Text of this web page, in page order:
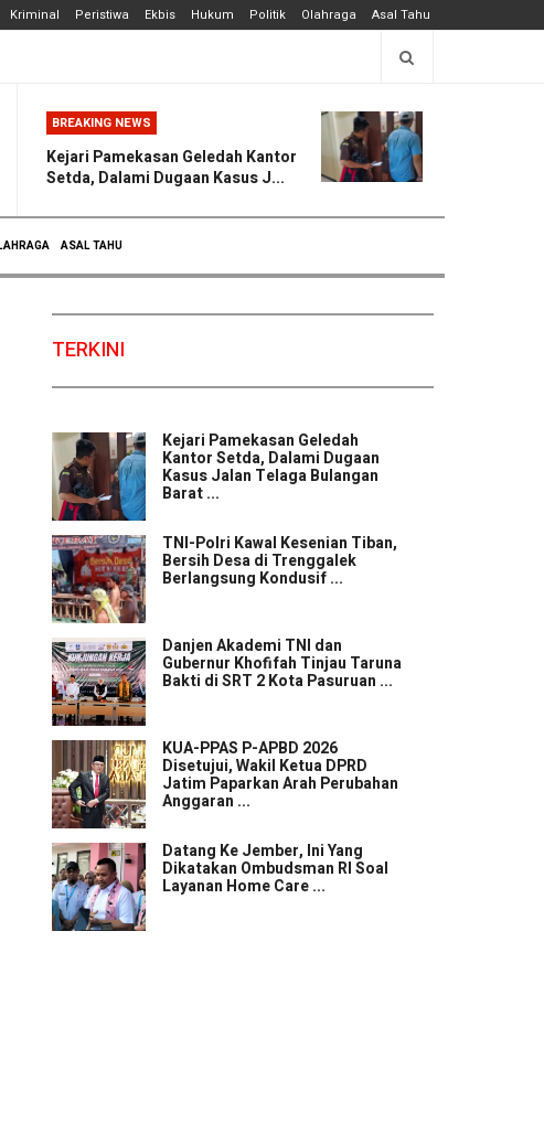
Kriminal Peristiwa Ekbis Hukum Politik Olahraga Asal Tahu
BREAKING NEWS
Kejari Pamekasan Geledah Kantor
Setda, Dalami Dugaan Kasus J...
ASAL TAHU
TERKINI
Kejari Pamekasan Geledah
Kantor Setda, Dalami Dugaan
Kasus Jalan Telaga Bulangan
Barat ...
TNI-Polri Kawal Kesenian Tiban,
Bersih Desa di Trenggalek
Berlangsung Kondusif ...
Danjen Akademi TNI dan
Gubernur Khofifah Tinjau Taruna
Bakti di SRT 2 Kota Pasuruan ...
KUA-PPAS P-APBD 2026
Disetujui, Wakil Ketua DPRD
Jatim Paparkan Arah Perubahan
Anggaran ...
Datang Ke Jember, Ini Yang
Dikatakan Ombudsman RI Soal
Layanan Home Care ...